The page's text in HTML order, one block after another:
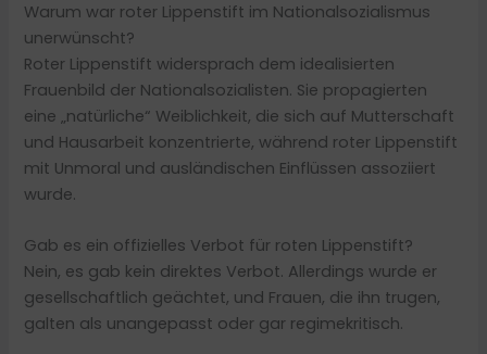
Warum war roter Lippenstift im Nationalsozialismus
unerwünscht?
Roter Lippenstift widersprach dem idealisierten
Frauenbild der Nationalsozialisten. Sie propagierten
eine „natürliche“ Weiblichkeit, die sich auf Mutterschaft
und Hausarbeit konzentrierte, während roter Lippenstift
mit Unmoral und ausländischen Einflüssen assoziiert
wurde.
Gab es ein offizielles Verbot für roten Lippenstift?
Nein, es gab kein direktes Verbot. Allerdings wurde er
gesellschaftlich geächtet, und Frauen, die ihn trugen,
galten als unangepasst oder gar regimekritisch.